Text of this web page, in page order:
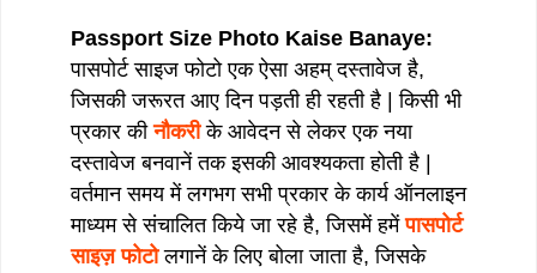
Passport Size Photo Kaise Banaye:
पासपोर्ट साइज फोटो एक ऐसा अहम् दस्तावेज है,
जिसकी जरूरत आए दिन पड़ती ही रहती है | किसी भी
प्रकार कीनौकरीके आवेदन से लेकर एक नया
दस्तावेज बनवानें तक इसकी आवश्यकता होती है |
वर्तमान समय में लगभग सभी प्रकार के कार्य ऑनलाइन
माध्यम से संचालित किये जा रहे है, जिसमें हमेंपासपोर्ट
साइज़ फोटो लगानें के लिए बोला जाता है, जिसके